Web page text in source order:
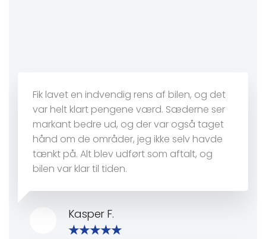
Fik lavet en indvendig rens af bilen, og det
var helt klart pengene værd. Sæderne ser
markant bedre ud, og der var også taget
hånd om de områder, jeg ikke selv havde
tænkt på. Alt blev udført som aftalt, og
bilen var klar til tiden.
Kasper F.